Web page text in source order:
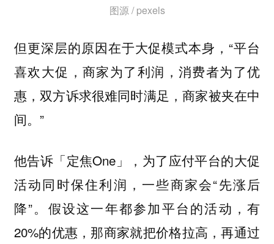
图源 / pexels
但更深层的原因在于大促模式本身，“平台
喜欢大促，商家为了利润，消费者为了优
惠，双方诉求很难同时满足，商家被夹在中
间。”
他告诉「定焦One」，为了应付平台的大促
活动同时保住利润，一些商家会“先涨后
降”。假设这一年都参加平台的活动，有
20%的优惠，那商家就把价格拉高，再通过